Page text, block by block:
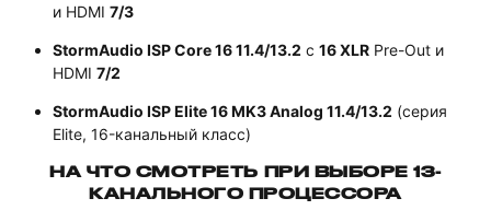
и HDMI 7/3
StormAudio ISP Core 16 11.4/13.2 с 16 XLR Pre-Out и
HDMI 7/2
StormAudio ISP Elite 16 MK3 Analog 11.4/13.2 (серия
Elite, 16-канальный класс)
НА ЧТО СМОТРЕТЬ ПРИ ВЫБОРЕ 13-
КАНАЛЬНОГО ПРОЦЕССОРА